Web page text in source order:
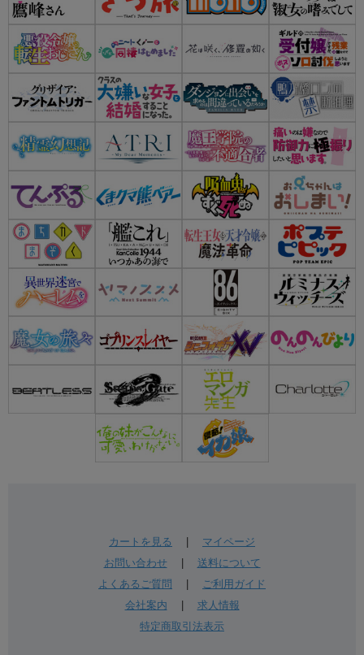
カートを見る
マイページ
お問い合わせ| 送料について
よくあるご質問
ご利用ガイド
会社案内
求人情報
特定商取引法表示